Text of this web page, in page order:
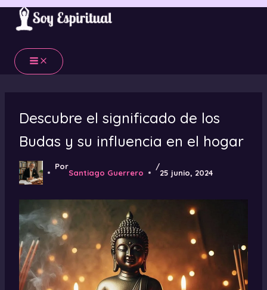
Ir
contenido
Descubre el significado de los
Budas y su influencia en el hogar
Por
Santiago Guerrero
/
25 junio, 2024